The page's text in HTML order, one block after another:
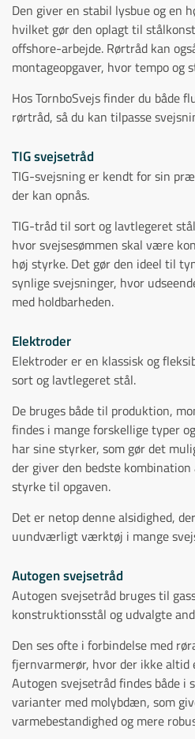
Den giver en stabil lysbue og en
hvilket gør den oplagt til
offshore-arbejde. Rørtråd kan
montageopgaver, hvor tempo og
Hos TornboSvejs finder du både
rørtråd, så du kan tilpasse
TIG svejsetråd
TIG-svejsning er kendt for sin
der kan opnås.
TIG-tråd til sort og lavtlegeret
hvor svejsesømmen skal være
høj styrke. Det gør den ideel til
synlige svejsninger, hvor
med holdbarheden.
Elektroder
Elektroder er en klassisk og
sort og lavtlegeret stål.
De bruges både til produktion,
findes i mange forskellige typer
har sine styrker, som gør det
der giver den bedste kombination
styrke til opgaven.
Det er netop denne alsidighed,
uundværligt værktøj i mange
Autogen svejsetråd
Autogen svejsetråd bruges til
konstruktionsstål og udvalgte
Den ses ofte i forbindelse med
fjernvarmerør, hvor der ikke altid
Autogen svejsetråd findes både i
varianter med molybdæn, som
varmebestandighed og mere